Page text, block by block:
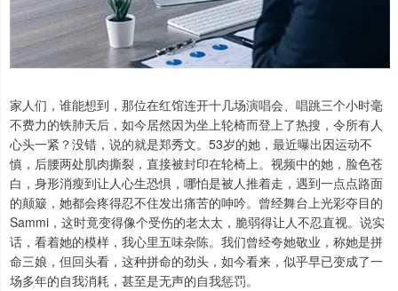
家人们，谁能想到，那位在红馆连开十几场演唱会、唱跳三个小时毫
不费力的铁肺天后，如今居然因为坐上轮椅而登上了热搜，令所有人
心头一紧？没错，说的就是郑秀文。53岁的她，最近曝出因运动不
慎，后腰两处肌肉撕裂，直接被封印在轮椅上。视频中的她，脸色苍
白，身形消瘦到让人心生恐惧，哪怕是被人推着走，遇到一点点路面
的颠簸，她都会疼得忍不住发出痛苦的呻吟。曾经舞台上光彩夺目的
Sammi，这时竟变得像个受伤的老太太，脆弱得让人不忍直视。说实
话，看着她的模样，我心里五味杂陈。我们曾经夸她敬业，称她是拼
命三娘，但回头看，这种拼命的劲头，如今看来，似乎早已变成了一
场多年的自我消耗，甚至是无声的自我惩罚。